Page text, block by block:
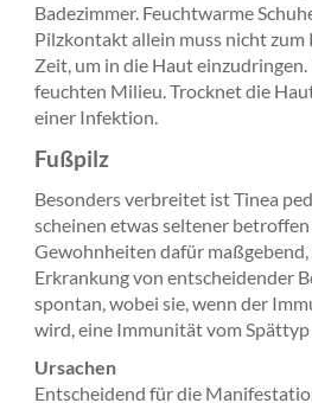
Badezimmer. Feuchtwarme
Pilzkontakt allein muss nicht
Zeit, um in die Haut
feuchten Milieu. Trocknet die
einer Infektion.
Fußpilz
Besonders verbreitet ist Tinea
scheinen etwas seltener
Gewohnheiten dafür
Erkrankung von entscheidender
spontan, wobei sie, wenn der
wird, eine Immunität vom
Ursachen
Entscheidend für die